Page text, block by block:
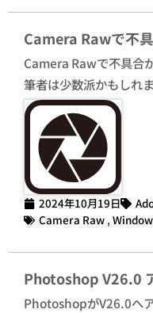
Camera Rawで不
Camera Rawで不具合
筆者は少数派かもしれ
2024年10月19日
Camera Raw ,
Photoshop V26.0
PhotoshopがV26.0へ